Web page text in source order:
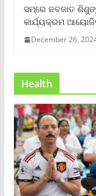
ସମ୍‌ରେ ନବଜାତ
କାର୍ଯ୍ୟକ୍ରମ
December 26,
Health